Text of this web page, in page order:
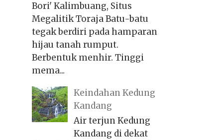
Bori' Kalimbuang, Situs
Megalitik Toraja Batu-batu
tegak berdiri pada hamparan
hijau tanah rumput.
Berbentuk menhir. Tinggi
mema...
Keindahan Kedung
Kandang
Air terjun Kedung
Kandang di dekat